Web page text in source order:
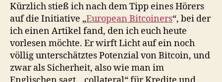
Kürzlich stieß ich nach dem Tipp eines Hörers
auf die Initiative „European Bitcoiners“, bei der
ich einen Artikel fand, den ich euch heute
vorlesen möchte. Er wirft Licht auf ein noch
völlig unterschätztes Potenzial von Bitcoin, und
zwar als Sicherheit, also wie man im